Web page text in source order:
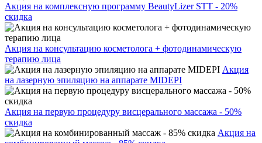
Акция на комплексную программу BeautyLizer STT - 20%
скидка
Акция на консультацию косметолога + фотодинамическую
терапию лица
Акция
на лазерную эпиляцию на аппарате MIDEPI
Акция на первую процедуру висцерального массажа - 50%
скидка
Акция на